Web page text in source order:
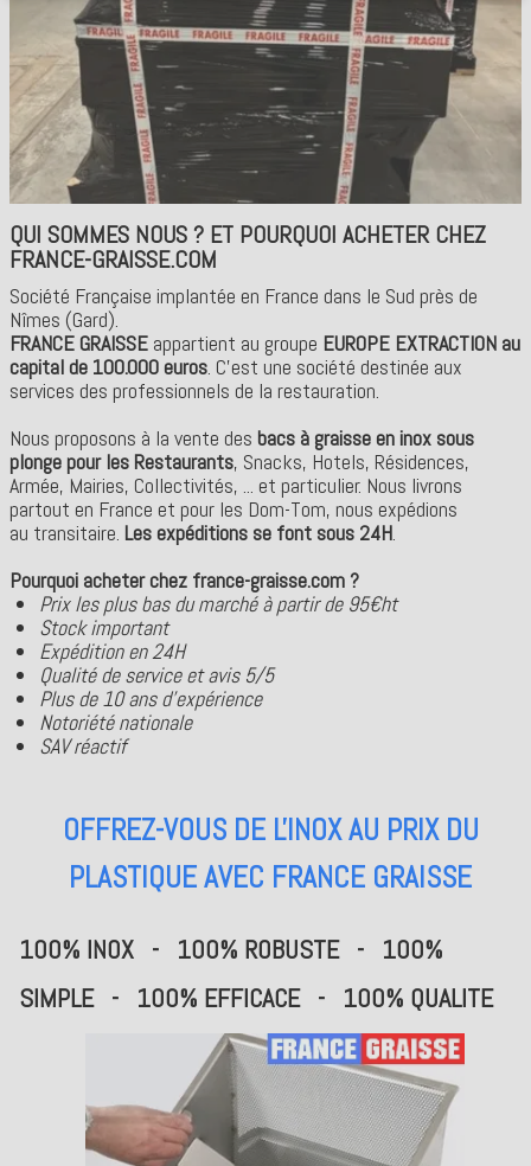
QUI SOMMES NOUS ? ET POURQUOI ACHETER CHEZ
FRANCE-GRAISSE.COM
Société Française implantée en France dans le Sud près de
Nîmes (Gard).
FRANCE GRAISSE appartient au groupe EUROPE EXTRACTION au
capital de 100.000 euros. C'est une société destinée aux
services des professionnels de la restauration.
Nous proposons à la vente des bacs à graisse en inox sous
plonge pour les Restaurants, Snacks, Hotels, Résidences,
Armée, Mairies, Collectivités, ... et particulier. Nous livrons
partout en France et pour les Dom-Tom, nous expédions
au transitaire. Les expéditions se font sous 24H.
Pourquoi acheter chez france-graisse.com ?
Prix les plus bas du marché à partir de 95€ht
Stock important
Expédition en 24H
Qualité de service et avis 5/5
Plus de 10 ans d'expérience
Notoriété nationale
SAV réactif
OFFREZ-VOUS DE L'INOX AU PRIX DU
PLASTIQUE AVEC FRANCE GRAISSE
100% INOX - 100% ROBUSTE - 100%
SIMPLE - 100% EFFICACE - 100% QUALITE